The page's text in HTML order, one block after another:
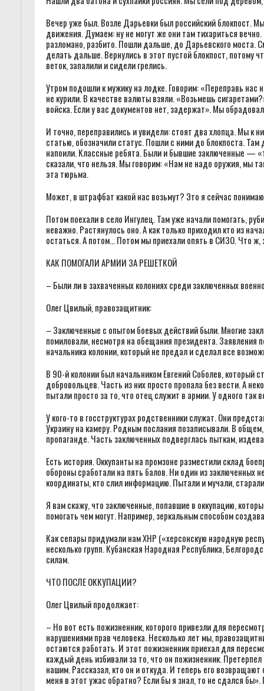
Вечер уже был. Возле Дарьевки был российский блокпост.
движения. Думаем: ну не могут же они там тихариться
разломано, разбито. Пошли дальше, до Дарьевского моста.
делать дальше. Вернулись в этот пустой блокпост, потому
веток, запалили и сидели грелись.
Утром подошли к мужику на лодке. Говорим: «Переправь
не курили. В качестве валюты взяли. «Возьмешь
войска. Если у вас документов нет, задержат». Мы
И точно, переправились и увидели: стоят два хлопца. Мы
статью, обозначили статус. Пошли с ними до блокпоста.
напоили. Классные ребята. Были и бывшие заключенные —
сказали, что нельзя. Мы говорим: «Нам не надо оружия, мы
эта тюрьма.
Может, в штрафбат какой нас возьмут? Это я сейчас
Потом поехали в село Ингулец. Там уже начали помогать,
неважно. Растянулось оно. А как только приходил кто из
остаться. А потом… Потом мы приехали опять в СИЗО. Что ж,
КАК ПОМОГАЛИ АРМИИ ЗА РЕШЕТКОЙ
– Были ли в захваченных колониях среди заключенных
Олег Цвилый, правозащитник:
– Заключенные с опытом боевых действий были. Многие
помиловали, несмотря на обещания президента. Заявления
начальника колонии, который не предал и сделал все
В 90-й колонии был начальником Евгений Соболев, который
добровольцев. Часть из них просто пропала без вести. А
пытали просто за то, что отец служит в армии. У одного так
У кого-то в госструктурах родственники служат. Они
Украину на камеру. Родным послания позаписывали. В
пропаганде. Часть заключенных подверглась пыткам,
Есть история. Оккупанты на промзоне разместили склад
обороны сработали на пять балов. Ни один из заключенных
координаты, кто слил информацию. Пытали и мучали,
Я вам скажу, что заключенные, попавшие в оккупацию,
помогать чем могут. Например, зеркальным способом
Как сепары придумали нам ХНР («херсонскую народную
несколько групп. Кубанская Народная Республика,
силам.
ЧТО ПОСЛЕ ОККУПАЦИИ?
Олег Цвилый продолжает:
– Но вот есть пожизненник, которого привезли для
нарушениями прав человека. Несколько лет мы,
остаются работать. И этот пожизненник приехал для
каждый день избивали за то, что он пожизненник.
нашим. Рассказал, кто он и откуда. И теперь его
меня в этот ужас обратно? Если бы я знал, то не сдался